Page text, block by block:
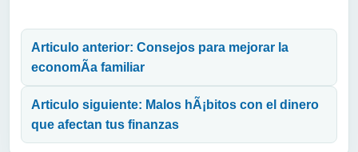
Articulo anterior: Consejos para mejorar la
economÃ­a familiar
Articulo siguiente: Malos hÃ¡bitos con el dinero
que afectan tus finanzas